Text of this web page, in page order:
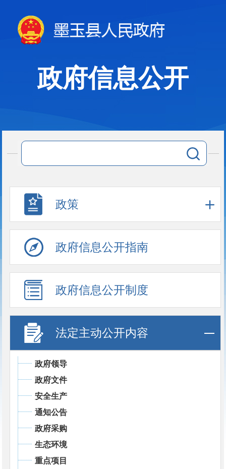
政府信息公开
政策
政府信息公开指南
政府信息公开制度
法定主动公开内容
政府领导
政府文件
安全生产
通知公告
政府采购
生态环境
重点项目